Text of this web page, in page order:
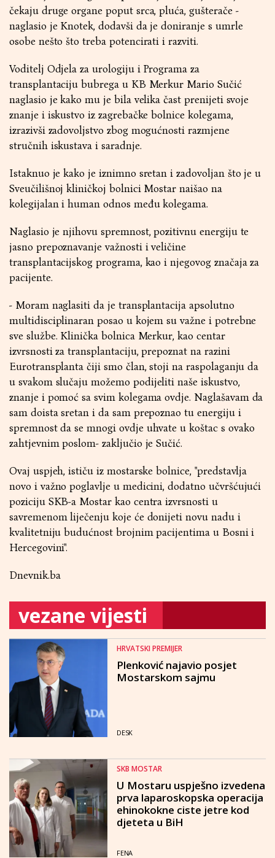
čekaju druge organe poput srca, pluća, gušterače -
naglasio je Knotek, dodavši da je doniranje s umrle
osobe nešto što treba potencirati i razviti.
Voditelj Odjela za urologiju i Programa za
transplantaciju bubrega u KB Merkur Mario Sučić
naglasio je kako mu je bila velika čast prenijeti svoje
znanje i iskustvo iz zagrebačke bolnice kolegama,
izrazivši zadovoljstvo zbog mogućnosti razmjene
stručnih iskustava i saradnje.
Istaknuo je kako je iznimno sretan i zadovoljan što je u
Sveučilišnoj kliničkoj bolnici Mostar naišao na
kolegijalan i human odnos među kolegama.
Naglasio je njihovu spremnost, pozitivnu energiju te
jasno prepoznavanje važnosti i veličine
transplantacijskog programa, kao i njegovog značaja za
pacijente.
- Moram naglasiti da je transplantacija apsolutno
multidisciplinaran posao u kojem su važne i potrebne
sve službe. Klinička bolnica Merkur, kao centar
izvrsnosti za transplantaciju, prepoznat na razini
Eurotransplanta čiji smo član, stoji na raspolaganju da
u svakom slučaju možemo podijeliti naše iskustvo,
znanje i pomoć sa svim kolegama ovdje. Naglašavam da
sam doista sretan i da sam prepoznao tu energiju i
spremnost da se mnogi ovdje uhvate u koštac s ovako
zahtjevnim poslom- zaključio je Sučić.
Ovaj uspjeh, ističu iz mostarske bolnice, "predstavlja
novo i važno poglavlje u medicini, dodatno učvršćujući
poziciju SKB-a Mostar kao centra izvrsnosti u
savremenom liječenju koje će donijeti novu nadu i
kvalitetniju budućnost brojnim pacijentima u Bosni i
Hercegovini".
Dnevnik.ba
vezane vijesti
HRVATSKI PREMIJER
Plenković najavio posjet
Mostarskom sajmu
DESK
SKB MOSTAR
U Mostaru uspješno izvedena
prva laparoskopska operacija
ehinokokne ciste jetre kod
djeteta u BiH
FENA